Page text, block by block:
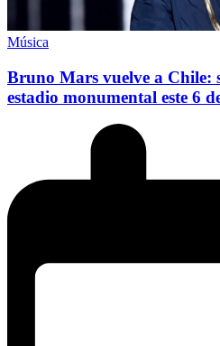
Música
Bruno Mars vuelve a Chile:
estadio monumental este 6